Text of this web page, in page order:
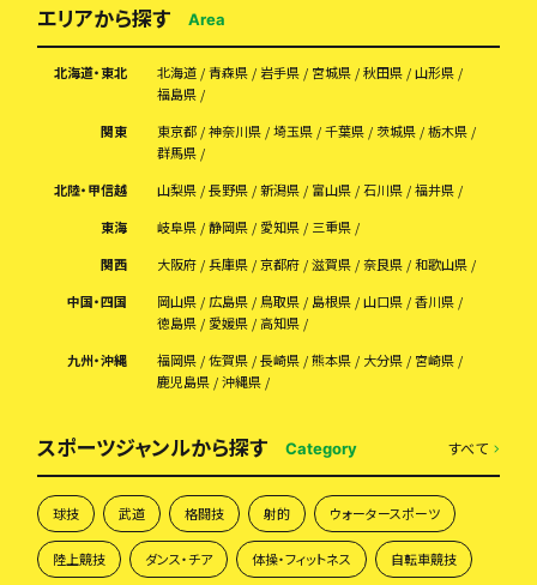
エリアから探す Area
北海道・東北 北海道 青森県 岩手県 宮城県 秋田県
山形県
福島県
関東
東京都 神奈川県 埼玉県 千葉県 茨城県
栃木県
群馬県
北陸・甲信越
山梨県 長野県 新潟県 富山県 石川県
福井県
東海
岐阜県 静岡県 愛知県
三重県
関西
大阪府 兵庫県 京都府 滋賀県 奈良県
和歌山県
中国・四国
岡山県 広島県 鳥取県 島根県 山口県
香川県
徳島県
愛媛県
高知県
九州・沖縄
福岡県 佐賀県 長崎県 熊本県 大分県
宮崎県
鹿児島県
沖縄県
スポーツジャンルから探す Category すべて
球技 武道 格闘技 射的 ウォータースポーツ
陸上競技 ダンス・チア 体操・フィットネス 自転車競技